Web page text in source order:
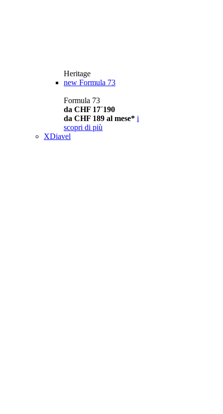
Heritage
new Formula 73
Formula 73
da CHF 17´190
da CHF 189 al mese* i
scopri di più
XDiavel